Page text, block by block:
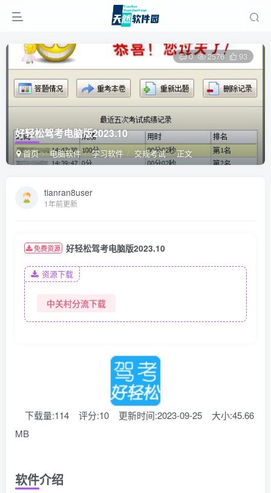
好轻松驾考电脑版2023.10
首页 电脑软件 学习软件 交规考试 正文
0 2576 93
tianran8user
1年前更新
免费资源 好轻松驾考电脑版2023.10
资源下载
中关村分流下载
下载量:114 评分:10 更新时间:2023-09-25
大小:45.66
MB
软件介绍